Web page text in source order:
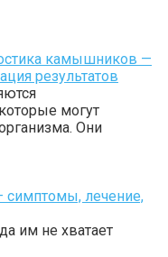
камышников —
результатов
могут
Они
симптомы, лечение,
им не хватает